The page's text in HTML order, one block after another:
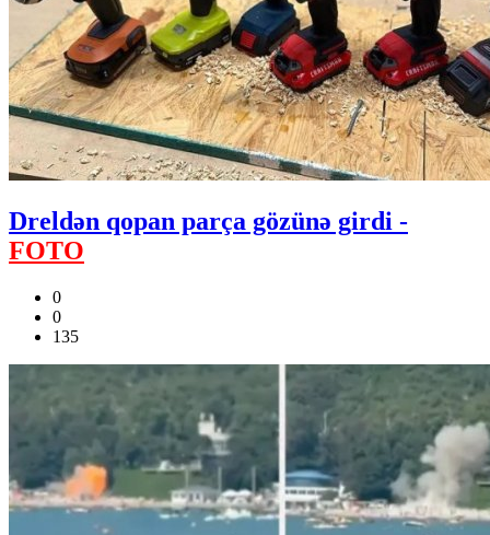
Dreldən qopan parça gözünə girdi -
FOTO
0
0
135